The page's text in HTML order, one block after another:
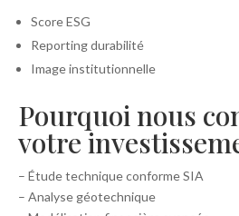
Score ESG
Reporting durabilité
Image institutionnelle
Pourquoi nous
votre
– Étude technique conforme SIA
– Analyse géotechnique